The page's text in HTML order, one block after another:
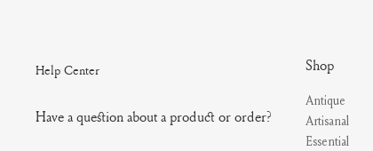
Shop
Antique
Artisanal
Essential
Help Center
Have a question about a product or order?